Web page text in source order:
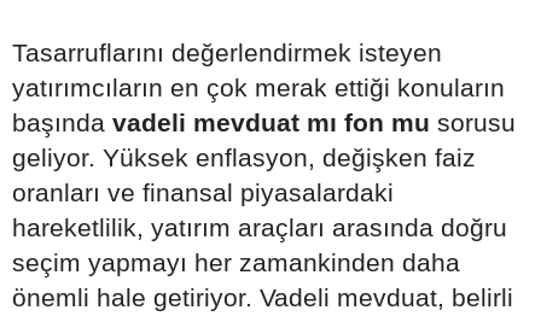
Tasarruflarını değerlendirmek isteyen
yatırımcıların en çok merak ettiği konuların
başında vadeli mevduat mı fon mu sorusu
geliyor. Yüksek enflasyon, değişken faiz
oranları ve finansal piyasalardaki
hareketlilik, yatırım araçları arasında doğru
seçim yapmayı her zamankinden daha
önemli hale getiriyor. Vadeli mevduat, belirli